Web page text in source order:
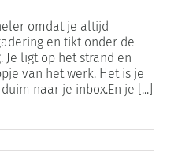
omdat je altijd
en tikt onder de
ligt op het strand en
van het werk. Het is je
naar je inbox.En je [...]